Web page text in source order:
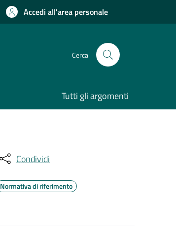
Accedi all'area personale
Cerca
Tutti gli argomenti
Condividi
Normativa di riferimento